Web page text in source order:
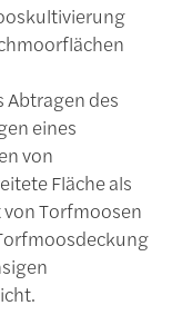
Abtragen des
eines
von
Fläche als
von Torfmoosen